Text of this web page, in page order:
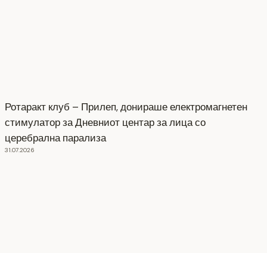
Ротаракт клуб – Прилеп, донираше електромагнетен
стимулатор за Дневниот центар за лица со
церебрална парализа
31.07.2026